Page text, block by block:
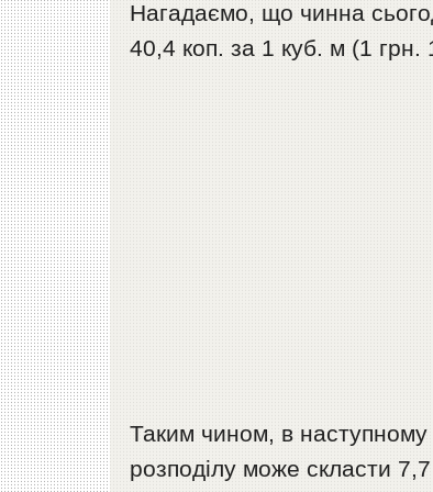
Нагадаємо, що чинна
40,4 коп. за 1 куб. м (1
Таким чином, в наступному
розподілу може скласти